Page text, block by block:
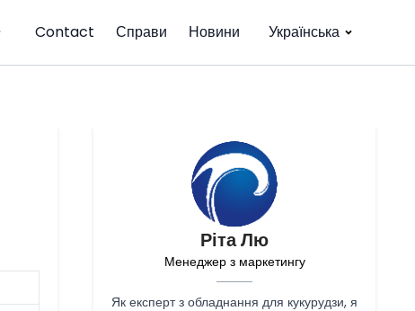
Contact Справи Новини Українська
Ріта Лю
Менеджер з маркетингу
Як експерт з обладнання для кукурудзи, я